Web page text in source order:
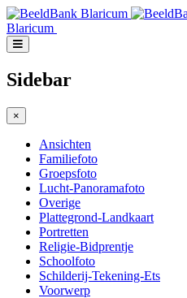
Blaricum
Sidebar
×
Ansichten
Familiefoto
Groepsfoto
Lucht-Panoramafoto
Overige
Plattegrond-Landkaart
Portretten
Religie-Bidprentje
Schoolfoto
Schilderij-Tekening-Ets
Voorwerp